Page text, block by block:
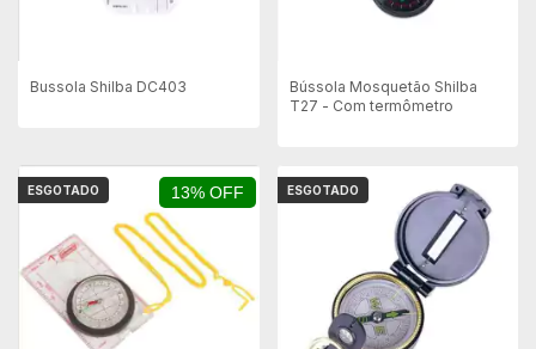
Bussola Shilba DC403
Bússola Mosquetão Shilba
T27 - Com termômetro
13% OFF
ESGOTADO ESGOTADO